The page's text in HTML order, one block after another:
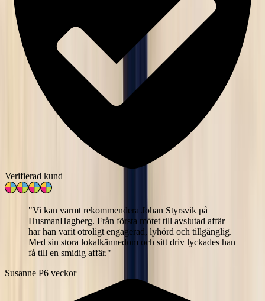
Verifierad kund
"Vi kan varmt rekommendera Johan Styrsvik på
HusmanHagberg. Från första mötet till avslutad affär
har han varit otroligt engagerad, lyhörd och tillgänglig.
Med sin stora lokalkännedom och sitt driv lyckades han
få till en smidig affär."
Susanne P6 veckor